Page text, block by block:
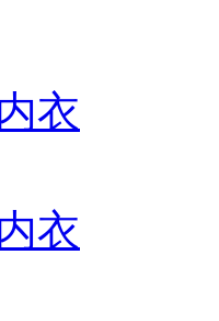
衣
衣